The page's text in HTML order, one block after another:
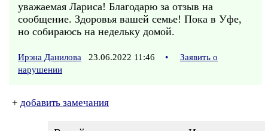
уважаемая Лариса! Благодарю за отзыв на
сообщение. Здоровья вашей семье! Пока в Уфе,
но собираюсь на недельку домой.
Ирэна Данилова 23.06.2022 11:46 •
Заявить о
нарушении
+ добавить замечания